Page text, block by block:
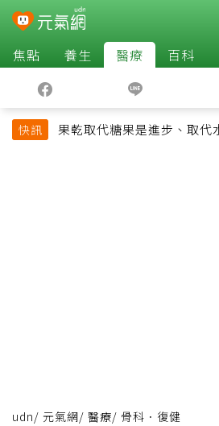
焦點 養生 醫療 百科
快訊
果乾取代糖果是進步、取代
udn/ 元氣網/ 醫療/ 骨科．復健